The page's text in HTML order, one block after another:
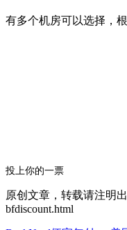
有多个机房可以选择，
投上你的一票
原创文章，转载请注明
bfdiscount.html